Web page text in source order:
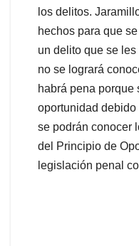
los delitos.
hechos para que
un delito que se
no se logrará
habrá pena
oportunidad
se podrán conocer
del Principio de
legislación penal